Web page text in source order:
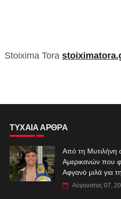
Stoixima Tora
ΤΥΧΑΙΑ ΑΡΘΡΑ
Από τη Μυτιλήνη
Αμερικανών που
Αφγανό μιλά για
Αύγουστος 07,